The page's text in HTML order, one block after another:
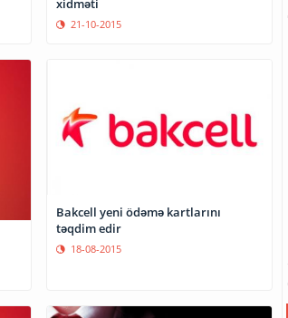
xidməti
21-10-2015
Bakcell yeni ödəmə kartlarını
təqdim edir
18-08-2015